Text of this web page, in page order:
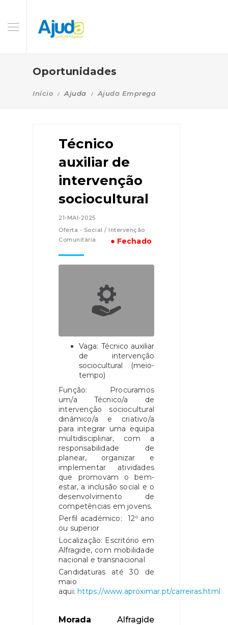
Oportunidades
Início Ajuda Ajuda Emprega
Técnico
auxiliar de
intervenção
sociocultural
21-MAI-2025
Oferta - Social / Intervenção
Comunitária
● Fechado
Vaga: Técnico auxiliar
de intervenção
sociocultural (meio-
tempo)
Função: Procuramos
um/a Técnico/a de
intervenção sociocultural
dinâmico/a e criativo/a
para integrar uma equipa
multidisciplinar, com a
responsabilidade de
planear, organizar e
implementar atividades
que promovam o bem-
estar, a inclusão social e o
desenvolvimento de
competências em jovens.
Perfil académico: 12º ano
ou superior
Localização: Escritório em
Alfragide, com mobilidade
nacional e transnacional
Candidaturas até 30 de
maio
aqui:https://www.aproximar.pt/carreiras.html
Morada Alfragide